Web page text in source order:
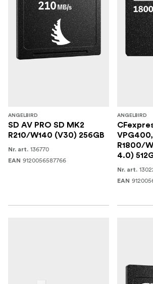
ANGELBIRD
SD AV PRO SD MK2
R210/W140 (V30) 256GB
Nr. art. 136770
EAN 9120056587766
ANGELBIRD
VPG400,
R1800/
4.0)
Nr. art.
EAN